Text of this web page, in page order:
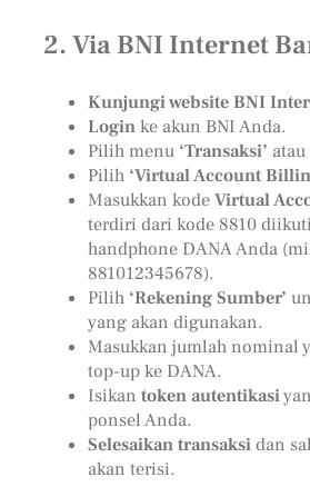
2.Via BNI Internet
Kunjungi website BNI
Loginke akun BNI Anda.
Pilih menu ‘Transaksi’ atau
Pilih ‘Virtual Account
Masukkan kodeVirtual
terdiri dari kode 8810
handphone DANA Anda
881012345678).
Pilih ‘Rekening Sumber’
yang akan digunakan.
Masukkan jumlah nominal
top-up ke DANA.
Isikan token autentikasi
ponsel Anda.
Selesaikan transaksidan
akan terisi.